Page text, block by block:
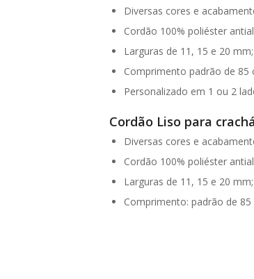
Diversas cores e
Cordão 100% poliéster
Larguras de 11, 15 e 20 mm;
Comprimento padrão de 85
Personalizado em 1 ou 2
Cordão Liso para
Diversas cores e
Cordão 100% poliéster
Larguras de 11, 15 e 20 mm;
Comprimento: padrão de